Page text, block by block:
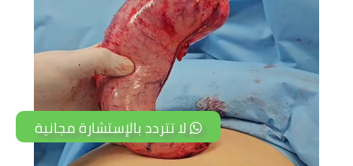
لا تتردد بالإستشارة مجانية